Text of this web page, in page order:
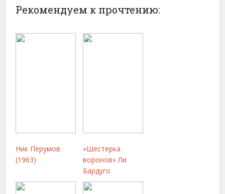
Рекомендуем к прочтению:
Ник Перумов
(1963)
«Шестерка
воронов» Ли
Бардуго